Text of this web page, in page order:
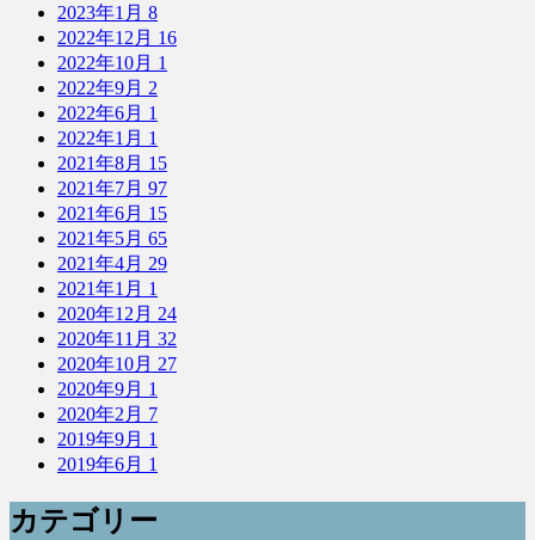
2023年1月 8
2022年12月 16
2022年10月 1
2022年9月 2
2022年6月 1
2022年1月 1
2021年8月 15
2021年7月 97
2021年6月 15
2021年5月 65
2021年4月 29
2021年1月 1
2020年12月 24
2020年11月 32
2020年10月 27
2020年9月 1
2020年2月 7
2019年9月 1
2019年6月 1
カテゴリー